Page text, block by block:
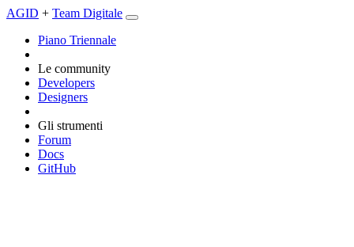
AGID + Team Digitale
Piano Triennale
Le community
Developers
Designers
Gli strumenti
Forum
Docs
GitHub